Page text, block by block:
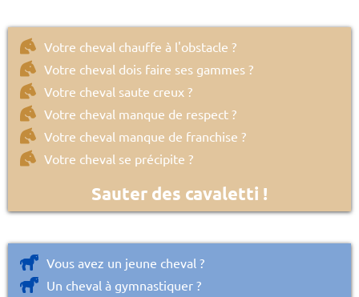
Votre cheval chauffe à l'obstacle ?
Votre cheval dois faire ses gammes ?
Votre cheval saute creux ?
Votre cheval manque de respect ?
Votre cheval manque de franchise ?
Votre cheval se précipite ?
Sauter des cavaletti !
Vous avez un jeune cheval ?
Un cheval à gymnastiquer ?